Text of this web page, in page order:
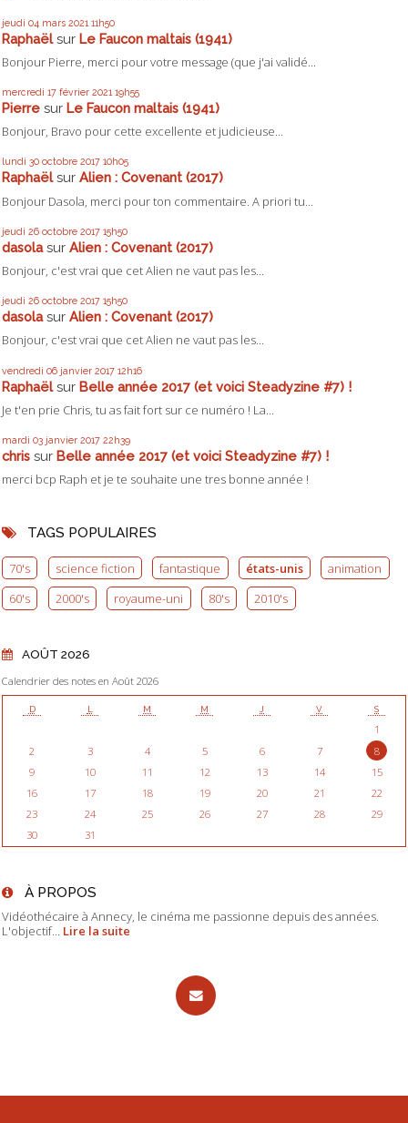
jeudi 04 mars 2021 11h50
Raphaëlsur Le Faucon maltais (1941)
Bonjour Pierre, merci pour votre message (que j'ai validé...
mercredi 17 février 2021 19h55
Pierre sur Le Faucon maltais (1941)
Bonjour, Bravo pour cette excellente et judicieuse...
lundi 30 octobre 2017 10h05
Raphaëlsur Alien : Covenant (2017)
Bonjour Dasola, merci pour ton commentaire. A priori tu...
jeudi 26 octobre 2017 15h50
dasolasur Alien : Covenant (2017)
Bonjour, c'est vrai que cet Alien ne vaut pas les...
jeudi 26 octobre 2017 15h50
dasolasur Alien : Covenant (2017)
Bonjour, c'est vrai que cet Alien ne vaut pas les...
vendredi 06 janvier 2017 12h16
Raphaëlsur Belle année 2017 (et voici Steadyzine #7) !
Je t'en prie Chris, tu as fait fort sur ce numéro ! La...
mardi 03 janvier 2017 22h39
chris sur Belle année 2017 (et voici Steadyzine #7) !
merci bcp Raph et je te souhaite une tres bonne année !
TAGS POPULAIRES
70's science fiction fantastique états-unis
animation
60's
2000's royaume-uni 80's 2010's
AOÛT 2026
Calendrier des notes en Août 2026
D L M M J V S
1
2
3 4 5 6 7
8
9
10 11 12 13 14
15
16
17 18 19 20 21
22
23
24 25 26 27 28
29
30
31
À PROPOS
Vidéothécaire à Annecy, le cinéma me passionne depuis des années.
L'objectif... Lire la suite